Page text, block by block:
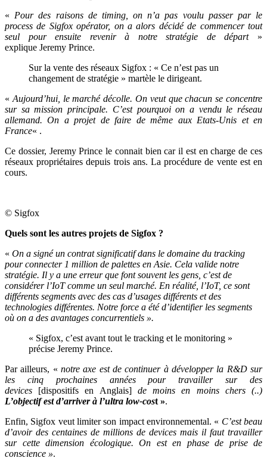
« Pour des raisons de timing, on n’a pas voulu passer par le
process de Sigfox opérator, on a alors décidé de commencer tout
seul pour ensuite revenir à notre stratégie de départ»
explique Jeremy Prince.
Sur la vente des réseaux Sigfox : « Ce n’est pas un
changement de stratégie » martèle le dirigeant.
« Aujourd’hui, le marché décolle. On veut que chacun se concentre
sur sa mission principale. C’est pourquoi on a vendu le réseau
allemand. On a projet de faire de même aux Etats-Unis et en
France« .
Ce dossier, Jeremy Prince le connait bien car il est en charge de ces
réseaux propriétaires depuis trois ans. La procédure de vente est en
cours.
© Sigfox
Quels sont les autres projets de Sigfox ?
« On a signé un contrat significatif dans le domaine du tracking
pour connecter 1 million de palettes en Asie. Cela valide notre
stratégie. Il y a une erreur que font souvent les gens, c’est de
considérer l’IoT comme un seul marché. En réalité, l’IoT, ce sont
différents segments avec des cas d’usages différents et des
technologies différentes. Notre force a été d’identifier les segments
où on a des avantages concurrentiels ».
« Sigfox, c’est avant tout le tracking et le monitoring »
précise Jeremy Prince.
Par ailleurs, « notre axe est de continuer à développer la R&D sur
les cinq prochaines années pour travailler sur des
devices [dispositifs en Anglais] de moins en moins chers (..)
L’objectif est d’arriver à l’ultra low-cost ».
Enfin, Sigfox veut limiter son impact environnemental. « C’est beau
d’avoir des centaines de millions de devices mais il faut travailler
sur cette dimension écologique. On est en phase de prise de
conscience ».